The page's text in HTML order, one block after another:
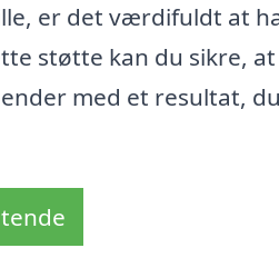
er det værdifuldt at
støtte kan du sikre,
med et resultat,